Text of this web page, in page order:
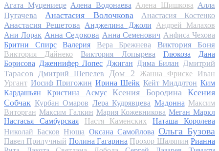
Агата Муцениеце Алена Водонаева Алена Шишкова Алла
Пугачева
Анастасия Волочкова Анастасия Костенко
Анастасия Решетова Анджелина Джоли
Андрей Малахов
Ани Лорак Анна Седокова Анна Семенович Анфиса Чехова
Бритни Спирс
Валерия Вера Брежнева Виктория Боня
Виктория Дайнеко Виктория Лопырева Глюкоза
Дана
Борисова Дженнифер Лопес Джиган Дима Билан Дмитрий
Тарасов
Дмитрий Шепелев Дом 2 Жанна Фриске
Иван
Ургант Иосиф Пригожин Ирина Шейк Кейт Миддлтон Ким
Кардашьян
Кристина Асмус Ксения Бородина
Ксения
Собчак Курбан Омаров Лера Кудрявцева Мадонна Максим
Виторган Максим Галкин Мария Кожевникова Меган Маркл
Настасья Самбурская
Настя Каменских
Наташа Королева
Николай Басков Нюша Оксана Самойлова Ольга Бузова
Павел Прилучный Полина Гагарина Прохор Шаляпин Рианна